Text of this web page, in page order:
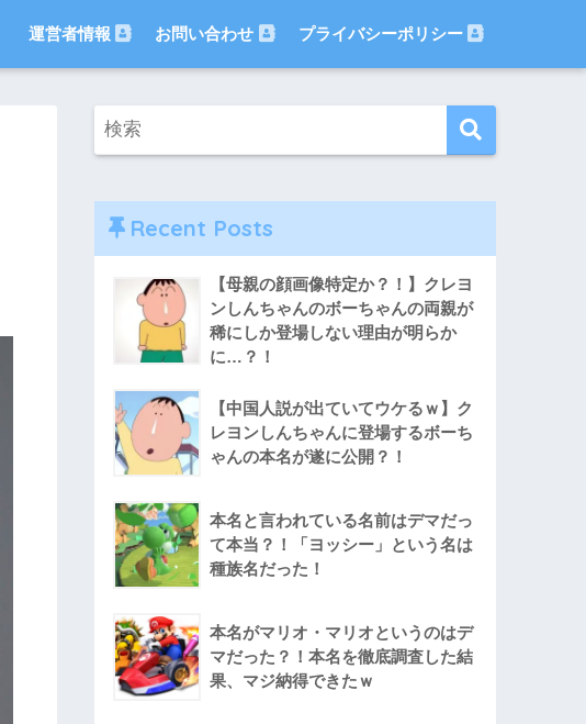
運営者情報 お問い合わせ プライバシーポリシー
Recent Posts
【母親の顔画像特定か？！】クレヨ
ンしんちゃんのボーちゃんの両親が
稀にしか登場しない理由が明らか
に…？！
【中国人説が出ていてウケるｗ】ク
レヨンしんちゃんに登場するボーち
ゃんの本名が遂に公開？！
本名と言われている名前はデマだっ
て本当？！「ヨッシー」という名は
種族名だった！
本名がマリオ・マリオというのはデ
マだった？！本名を徹底調査した結
果、マジ納得できたｗ